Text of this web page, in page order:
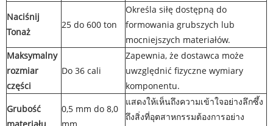
Naciśnij
Tonaż
25 do 600 ton
Określa siłę dostępną do
formowania grubszych lub
mocniejszych materiałów.
Maksymalny
rozmiar
części
Do 36 cali
Zapewnia, że ​​dostawca może
uwzględnić fizyczne wymiary
komponentu.
Grubość
0,5 mm do 8,0
แสดงให้เห็นถึงความเข้าใจอย่างลึกซึ้ง
ถึงสิ่งที่อุตสาหกรรมต้องการอย่าง